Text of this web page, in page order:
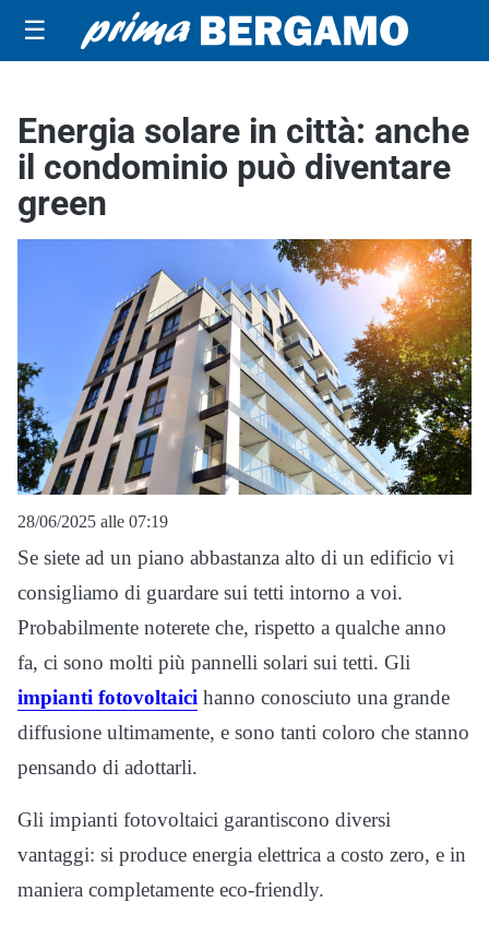
☰
Energia solare in città: anche
il condominio può diventare
green
28/06/2025 alle 07:19
Se siete ad un piano abbastanza alto di un edificio vi
consigliamo di guardare sui tetti intorno a voi.
Probabilmente noterete che, rispetto a qualche anno
fa, ci sono molti più pannelli solari sui tetti. Gli
impianti fotovoltaici hanno conosciuto una grande
diffusione ultimamente, e sono tanti coloro che stanno
pensando di adottarli.
Gli impianti fotovoltaici garantiscono diversi
vantaggi: si produce energia elettrica a costo zero, e in
maniera completamente eco-friendly.